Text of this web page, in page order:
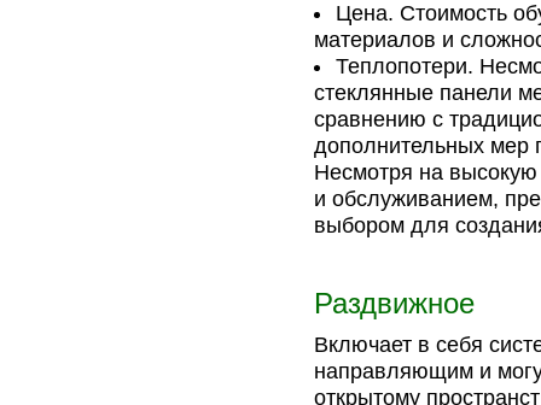
Цена. Стоимость
материалов и
Теплопотери.
стеклянные панели
сравнению с
дополнительных мер
Несмотря на
и обслуживанием,
выбором для
Раздвижное
Включает в себя
направляющим и
открытому